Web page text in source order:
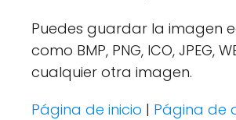
Puedes guardar la imagen
como BMP, PNG, ICO, JPEG,
cualquier otra imagen.
Página de inicio | Página de